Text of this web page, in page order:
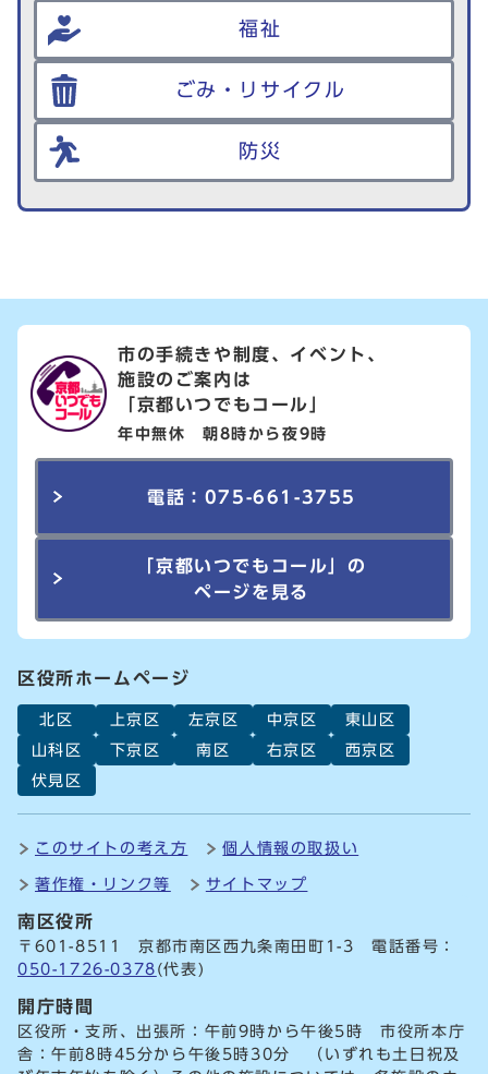
福祉
ごみ・リサイクル
防災
市の手続きや制度、イベント、
施設のご案内は
「京都いつでもコール」
年中無休 朝8時から夜9時
電話：075-661-3755
「京都いつでもコール」の
ページを見る
区役所ホームページ
北区 上京区 左京区 中京区
東山区
山科区
下京区 南区 右京区
西京区
伏見区
このサイトの考え方 個人情報の取扱い
著作権・リンク等 サイトマップ
南区役所
〒601-8511 京都市南区西九条南田町1-3 電話番号：
050-1726-0378 (代表)
開庁時間
区役所・支所、出張所：午前9時から午後5時 市役所本庁
舎：午前8時45分から午後5時30分 （いずれも土日祝及